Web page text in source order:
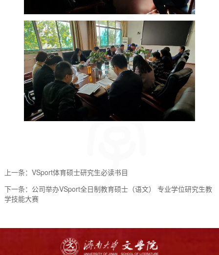
上一条： VSport体育硕士研究生必读书目
下一条： 公司举办VSport全日制教育硕士（语文） 专业学位研究生教
学技能大赛